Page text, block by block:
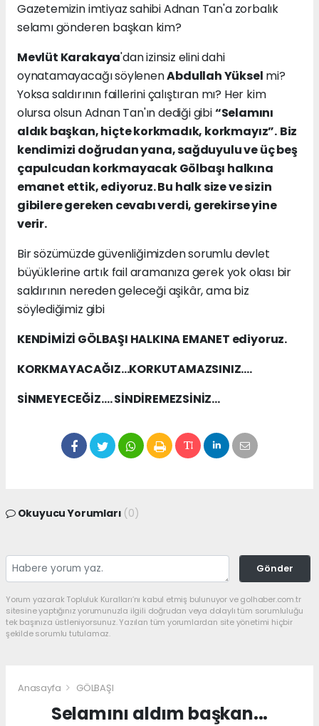
Gazetemizin imtiyaz sahibi Adnan Tan'a zorbalık
selamı gönderen başkan kim?
Mevlüt Karakaya'dan izinsiz elini dahi
oynatamayacağı söylenenAbdullah Yüksel mi?
Yoksa saldırının faillerini çalıştıran mı? Her kim
olursa olsun Adnan Tan'ın dediği gibi“Selamını
aldık başkan, hiçte korkmadık, korkmayız”. Biz
kendimizi doğrudan yana, sağduyulu ve üç beş
çapulcudan korkmayacak Gölbaşı halkına
emanet ettik, ediyoruz. Bu halk size ve sizin
gibilere gereken cevabı verdi, gerekirse yine
verir.
Bir sözümüzde güvenliğimizden sorumlu devlet
büyüklerine artık fail aramanıza gerek yok olası bir
saldırının nereden geleceği aşikâr, ama biz
söylediğimiz gibi
KENDİMİZİ GÖLBAŞI HALKINA EMANET ediyoruz.
KORKMAYACAĞIZ…KORKUTAMAZSINIZ….
SİNMEYECEĞİZ…. SİNDİREMEZSİNİZ…
Okuyucu Yorumları (0)
Gönder
Yorum yazarak Topluluk Kuralları’nı kabul etmiş bulunuyor ve golhaber.com.tr
sitesine yaptığınız yorumunuzla ilgili doğrudan veya dolaylı tüm sorumluluğu
tek başınıza üstleniyorsunuz. Yazılan tüm yorumlardan site yönetimi hiçbir
şekilde sorumlu tutulamaz.
Anasayfa GÖLBAŞI
Selamını aldım başkan...